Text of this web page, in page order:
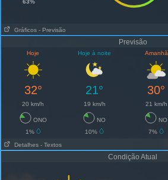
63%
Gráficos - Previsão
Previsão
Hoje
Hoje à noite Amanhã
32° 21° 30°
20 km/h 19 km/h 21 km/h
ONO NO NO
1%
10% 7%
Detalhes - Textos
Condição Atual